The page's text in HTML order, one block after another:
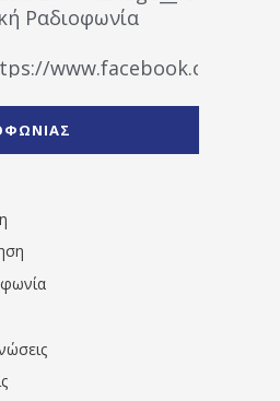
Ραδιοφωνία
www.facebook.com/
" artist="" ]